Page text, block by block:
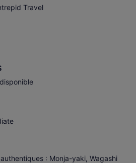
Travel
: Monja-yaki, Wagashi